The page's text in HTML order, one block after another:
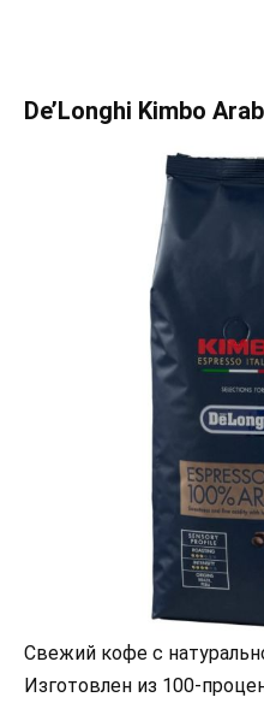
De’Longhi Kimbo
Свежий кофе с
Изготовлен из 100-